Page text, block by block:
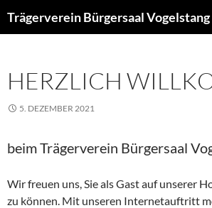
Inhalt
Trägerverein Bürgersaal Vogelstang
HERZLICH
5. DEZEMBER 2021
beim Trägerverein Bürgersaal
Wir freuen uns, Sie als Gast auf unserer
zu können. Mit unseren Internetauftritt